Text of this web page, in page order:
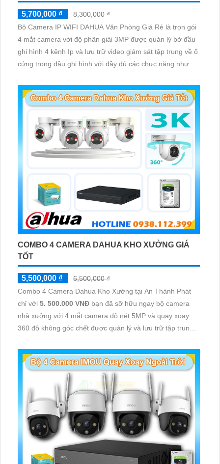
5,700,000 ₫
8,300,000 ₫
Bộ Camera IP WIFI DAHUA Văn Phòng Giá Rẻ là trọn gói
4 mắt camera với độ phân giải 3MP được quản lý bở đầu
ghi hình 4 kênh Ip và lưu trữ video giám sát tập trung về ổ
cứng trong đầu ghi hình với đầy đủ các chưc năng như AI
giám sát có màu vào ban đêm
COMBO 4 CAMERA DAHUA KHO XƯỞNG GIÁ
TỐT
5,500,000 ₫
6,500,000 ₫
Combo 4 Camera Dahua Kho Xưởng tại An Thành Phát
chỉ với 5. 500.000 VNĐ bạn đã sỡ hữu ngay bộ camera
nhà xưởng với 4 mắt camera độ nét 5MP và quay xoay
360 độ không góc chết được quản lý và lưu trữ tập trung